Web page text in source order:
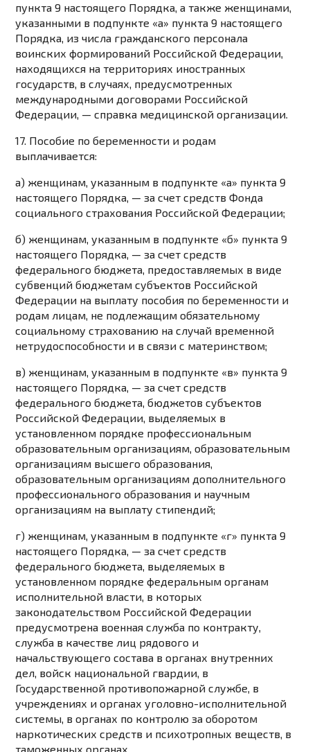
пункта 9 настоящего Порядка, а также женщинами,
указанными в подпункте «а» пункта 9 настоящего
Порядка, из числа гражданского персонала
воинских формирований Российской Федерации,
находящихся на территориях иностранных
государств, в случаях, предусмотренных
международными договорами Российской
Федерации, — справка медицинской организации.
17. Пособие по беременности и родам
выплачивается:
а) женщинам, указанным в подпункте «а» пункта 9
настоящего Порядка, — за счет средств Фонда
социального страхования Российской Федерации;
б) женщинам, указанным в подпункте «б» пункта 9
настоящего Порядка, — за счет средств
федерального бюджета, предоставляемых в виде
субвенций бюджетам субъектов Российской
Федерации на выплату пособия по беременности и
родам лицам, не подлежащим обязательному
социальному страхованию на случай временной
нетрудоспособности и в связи с материнством;
в) женщинам, указанным в подпункте «в» пункта 9
настоящего Порядка, — за счет средств
федерального бюджета, бюджетов субъектов
Российской Федерации, выделяемых в
установленном порядке профессиональным
образовательным организациям, образовательным
организациям высшего образования,
образовательным организациям дополнительного
профессионального образования и научным
организациям на выплату стипендий;
г) женщинам, указанным в подпункте «г» пункта 9
настоящего Порядка, — за счет средств
федерального бюджета, выделяемых в
установленном порядке федеральным органам
исполнительной власти, в которых
законодательством Российской Федерации
предусмотрена военная служба по контракту,
служба в качестве лиц рядового и
начальствующего состава в органах внутренних
дел, войск национальной гвардии, в
Государственной противопожарной службе, в
учреждениях и органах уголовно-исполнительной
системы, в органах по контролю за оборотом
наркотических средств и психотропных веществ, в
таможенных органах.